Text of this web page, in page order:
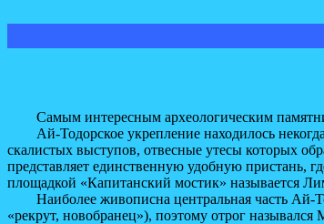
Самым интересным археологическим
Ай-Тодорское укрепление находилось
скалистых выступов, отвесные утесы которых
представляет единственную удобную пристань,
площадкой «Капитанский мостик» называется
Наиболее живописна центральная часть Ай-
«рекрут, новобранец»), поэтому отрог